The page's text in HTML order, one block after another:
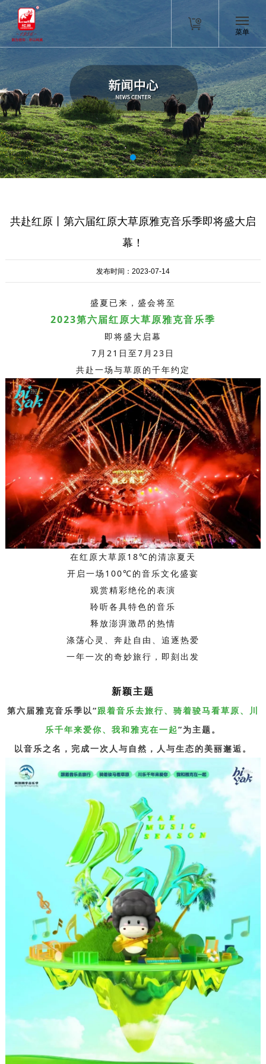
菜单
共赴红原丨第六届红原大草原雅克音乐季即将盛大启
幕！
发布时间：2023-07-14
盛夏已来，盛会将至
2023第六届红原大草原雅克音乐季
即将盛大启幕
7月21日至7月23日
共赴一场与草原的千年约定
在红原大草原18℃的清凉夏天
开启一场100℃的音乐文化盛宴
观赏精彩绝伦的表演
聆听各具特色的音乐
释放澎湃激昂的热情
涤荡心灵、奔赴自由、追逐热爱
一年一次的奇妙旅行，即刻出发
新颖主题
第六届雅克音乐季以“跟着音乐去旅行、骑着骏马看草原、川
乐千年来爱你、我和雅克在一起”为主题。
以音乐之名，完成一次人与自然，人与生态的美丽邂逅。